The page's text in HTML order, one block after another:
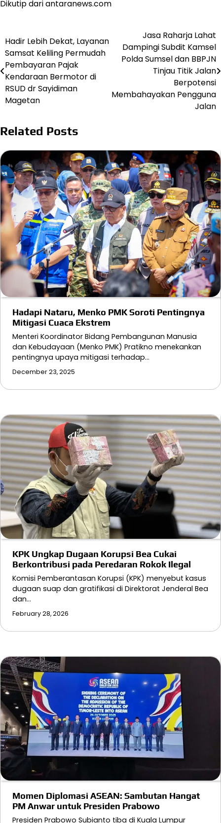
Dikutip dari antaranews.com
Post
navigation
Hadir Lebih Dekat, Layanan
Samsat Keliling Permudah
Pembayaran Pajak
Kendaraan Bermotor di
RSUD dr Sayidiman
Magetan
Jasa Raharja Lahat
Dampingi Subdit Kamsel
Polda Sumsel dan BBPJN
Tinjau Titik Jalan
Berpotensi
Membahayakan Pengguna
Jalan
Related Posts
Hadapi Nataru, Menko PMK Soroti Pentingnya
Mitigasi Cuaca Ekstrem
Menteri Koordinator Bidang Pembangunan Manusia
dan Kebudayaan (Menko PMK) Pratikno menekankan
pentingnya upaya mitigasi terhadap…
December 23, 2025
KPK Ungkap Dugaan Korupsi Bea Cukai
Berkontribusi pada Peredaran Rokok Ilegal
Komisi Pemberantasan Korupsi (KPK) menyebut kasus
dugaan suap dan gratifikasi di Direktorat Jenderal Bea
dan…
February 28, 2026
Momen Diplomasi ASEAN: Sambutan Hangat
PM Anwar untuk Presiden Prabowo
Presiden Prabowo Subianto tiba di Kuala Lumpur